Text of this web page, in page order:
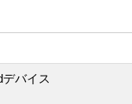
バイス